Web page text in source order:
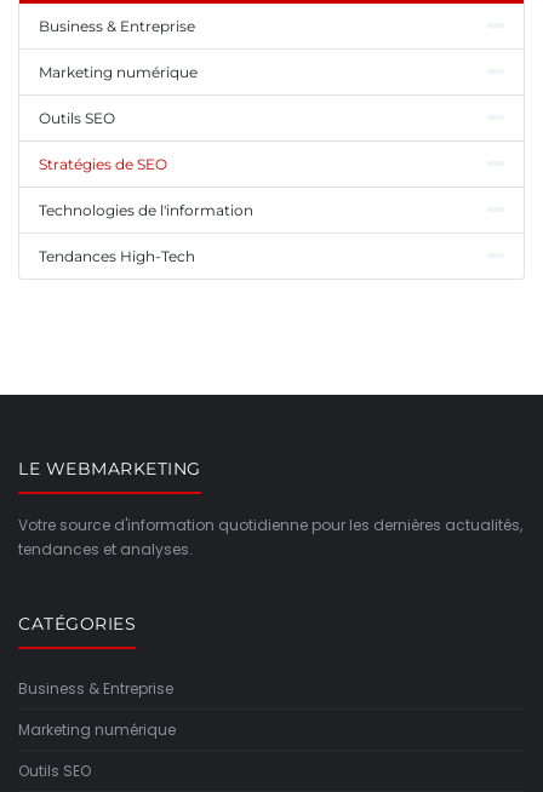
Business & Entreprise
Marketing numérique
Outils SEO
Stratégies de SEO
Technologies de l'information
Tendances High-Tech
LE WEBMARKETING
Votre source d'information quotidienne pour les dernières actualités,
tendances et analyses.
CATÉGORIES
Business & Entreprise
Marketing numérique
Outils SEO